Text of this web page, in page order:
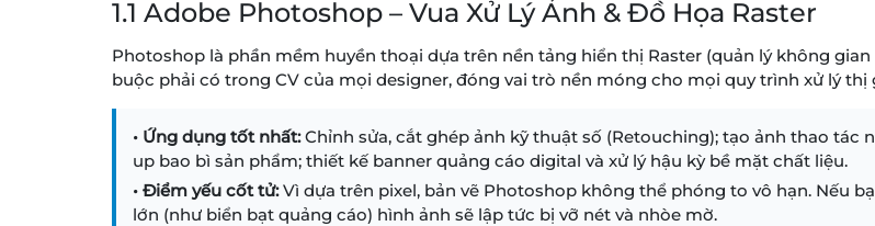
1.1 Adobe Photoshop – Vua Xử Lý Ảnh & Đồ Họa Raster
Photoshop là phần mềm huyền thoại dựa trên nền tảng hiển thị Raster (quản lý không
buộc phải có trong CV của mọi designer, đóng vai trò nền móng cho mọi quy trình xử lý thị
• Ứng dụng tốt nhất:Chỉnh sửa, cắt ghép ảnh kỹ thuật số (Retouching); tạo ảnh thao
up bao bì sản phẩm; thiết kế banner quảng cáo digital và xử lý hậu kỳ bề mặt chất liệu.
• Điểm yếu cốt tử:Vì dựa trên pixel, bản vẽ Photoshop không thể phóng to vô hạn. Nếu
lớn (như biển bạt quảng cáo) hình ảnh sẽ lập tức bị vỡ nét và nhòe mờ.